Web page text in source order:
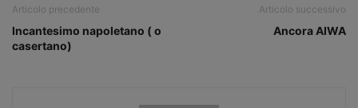
Articolo precedente
Incantesimo napoletano ( o
casertano)
Articolo successivo
Ancora AIWA